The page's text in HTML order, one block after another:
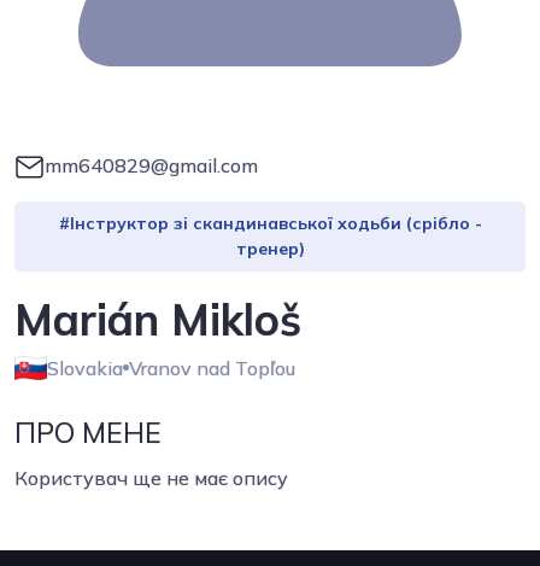
mm640829@gmail.com
#Інструктор зі скандинавської ходьби (срібло -
тренер)
Marián Mikloš
Slovakia Vranov nad Topľou
ПРО МЕНЕ
Користувач ще не має опису